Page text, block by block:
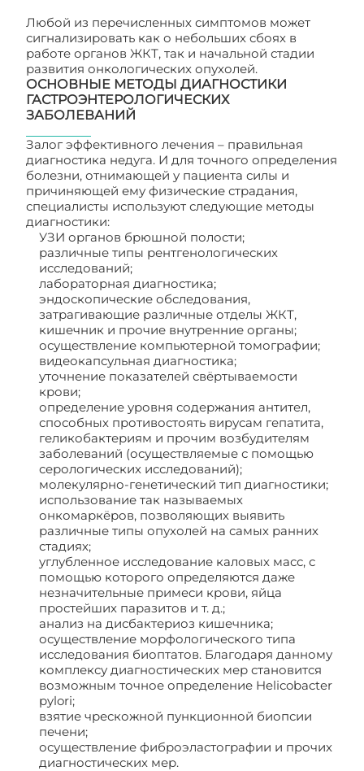
Любой из перечисленных симптомов может
сигнализировать как о небольших сбоях в
работе органов ЖКТ, так и начальной стадии
развития онкологических опухолей.
ОСНОВНЫЕ МЕТОДЫ ДИАГНОСТИКИ
ГАСТРОЭНТЕРОЛОГИЧЕСКИХ
ЗАБОЛЕВАНИЙ
Залог эффективного лечения – правильная
диагностика недуга. И для точного определения
болезни, отнимающей у пациента силы и
причиняющей ему физические страдания,
специалисты используют следующие методы
диагностики:
УЗИ органов брюшной полости;
различные типы рентгенологических
исследований;
лабораторная диагностика;
эндоскопические обследования,
затрагивающие различные отделы ЖКТ,
кишечник и прочие внутренние органы;
осуществление компьютерной томографии;
видеокапсульная диагностика;
уточнение показателей свёртываемости
крови;
определение уровня содержания антител,
способных противостоять вирусам гепатита,
геликобактериям и прочим возбудителям
заболеваний (осуществляемые с помощью
серологических исследований);
молекулярно-генетический тип диагностики;
использование так называемых
онкомаркёров, позволяющих выявить
различные типы опухолей на самых ранних
стадиях;
углубленное исследование каловых масс, с
помощью которого определяются даже
незначительные примеси крови, яйца
простейших паразитов и т. д.;
анализ на дисбактериоз кишечника;
осуществление морфологического типа
исследования биоптатов. Благодаря данному
комплексу диагностических мер становится
возможным точное определение Helicobacter
pylori;
взятие чрескожной пункционной биопсии
печени;
осуществление фиброэластографии и прочих
диагностических мер.